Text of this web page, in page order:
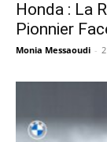
Honda : La
Pionnier
Monia Messaoudi -